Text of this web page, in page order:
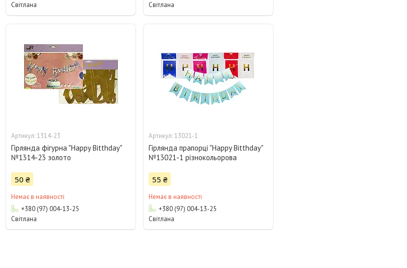
Світлана
Світлана
1314-23
Гірлянда фігурна "Happy Bitthday"
№1314-23 золото
50 ₴
Немає в наявності
+380 (97) 004-13-25
Світлана
13021-1
Гірлянда прапорці "Happy Bitthday"
№13021-1 різнокольорова
55 ₴
Немає в наявності
+380 (97) 004-13-25
Світлана